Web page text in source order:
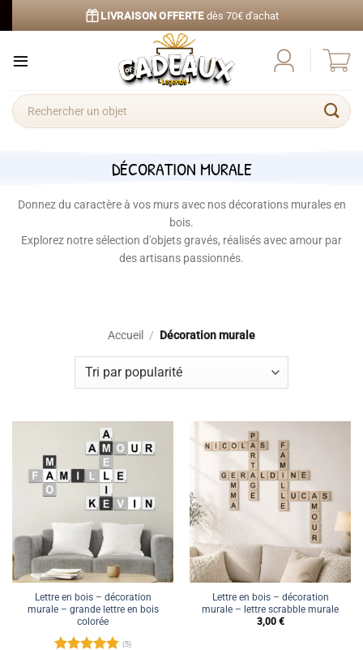
LIVRAISON OFFERTEdès 70€ d'achat
Recherche
pour :
DÉCORATION MURALE
Donnez du caractère à vos murs avec nos décorations murales en
bois.
Explorez notre sélection d'objets gravés, réalisés avec amour par
des artisans passionnés.
Accueil / Décoration murale
Lettre en bois – décoration
murale – grande lettre en bois
colorée
(5)
Lettre en bois – décoration
murale – lettre scrabble murale
3,00 €